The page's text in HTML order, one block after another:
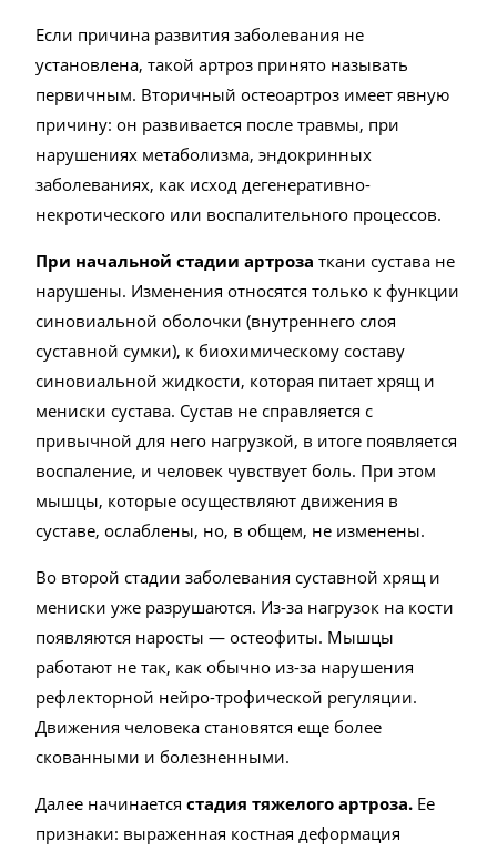
Если причина развития заболевания не
установлена, такой артроз принято называть
первичным. Вторичный остеоартроз имеет явную
причину: он развивается после травмы, при
нарушениях метаболизма, эндокринных
заболеваниях, как исход дегенеративно-
некротического или воспалительного процессов.
При начальной стадии артроза ткани сустава не
нарушены. Изменения относятся только к функции
синовиальной оболочки (внутреннего слоя
суставной сумки), к биохимическому составу
синовиальной жидкости, которая питает хрящ и
мениски сустава. Сустав не справляется с
привычной для него нагрузкой, в итоге появляется
воспаление, и человек чувствует боль. При этом
мышцы, которые осуществляют движения в
суставе, ослаблены, но, в общем, не изменены.
Во второй стадии заболевания суставной хрящ и
мениски уже разрушаются. Из-за нагрузок на кости
появляются наросты — остеофиты. Мышцы
работают не так, как обычно из-за нарушения
рефлекторной нейро-трофической регуляции.
Движения человека становятся еще более
скованными и болезненными.
Далее начинается стадия тяжелого артроза. Ее
признаки: выраженная костная деформация